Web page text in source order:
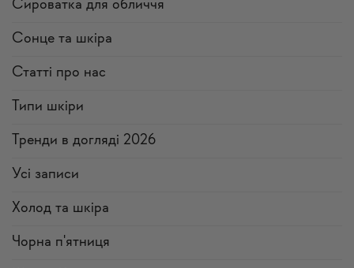
Сироватка для обличчя
Сонце та шкіра
Статті про нас
Типи шкіри
Тренди в догляді 2026
Усi записи
Холод та шкіра
Чорна п'ятниця